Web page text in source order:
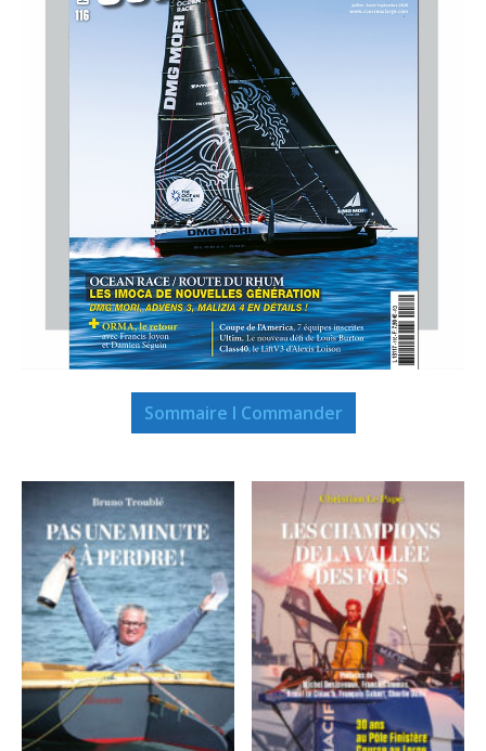
Sommaire I Commander